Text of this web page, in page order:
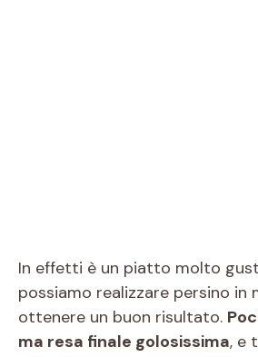
In effetti è un piatto molto
possiamo realizzare persino in
ottenere un buon risultato.
ma resa finale golosissima, e